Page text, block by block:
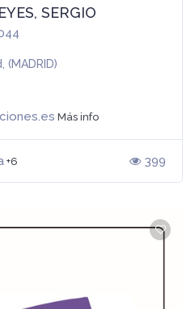
SERGIO
Más info
+6 399